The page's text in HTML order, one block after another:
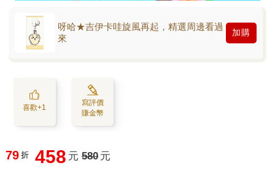
呀哈★吉伊卡哇旋風再起，精選周邊看過
來
加購
喜歡+1
寫評價
賺金幣
79 折 458 元 580 元